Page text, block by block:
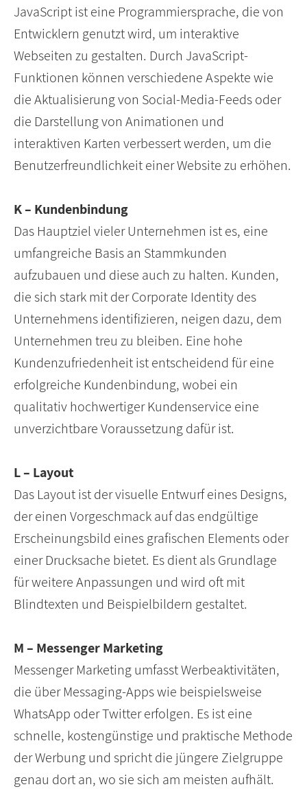
JavaScript ist eine Programmiersprache, die von
Entwicklern genutzt wird, um interaktive
Webseiten zu gestalten. Durch JavaScript-
Funktionen können verschiedene Aspekte wie
die Aktualisierung von Social-Media-Feeds oder
die Darstellung von Animationen und
interaktiven Karten verbessert werden, um die
Benutzerfreundlichkeit einer Website zu erhöhen.
K – Kundenbindung
Das Hauptziel vieler Unternehmen ist es, eine
umfangreiche Basis an Stammkunden
aufzubauen und diese auch zu halten. Kunden,
die sich stark mit der Corporate Identity des
Unternehmens identifizieren, neigen dazu, dem
Unternehmen treu zu bleiben. Eine hohe
Kundenzufriedenheit ist entscheidend für eine
erfolgreiche Kundenbindung, wobei ein
qualitativ hochwertiger Kundenservice eine
unverzichtbare Voraussetzung dafür ist.
L – Layout
Das Layout ist der visuelle Entwurf eines Designs,
der einen Vorgeschmack auf das endgültige
Erscheinungsbild eines grafischen Elements oder
einer Drucksache bietet. Es dient als Grundlage
für weitere Anpassungen und wird oft mit
Blindtexten und Beispielbildern gestaltet.
M – Messenger Marketing
Messenger Marketing umfasst Werbeaktivitäten,
die über Messaging-Apps wie beispielsweise
WhatsApp oder Twitter erfolgen. Es ist eine
schnelle, kostengünstige und praktische Methode
der Werbung und spricht die jüngere Zielgruppe
genau dort an, wo sie sich am meisten aufhält.